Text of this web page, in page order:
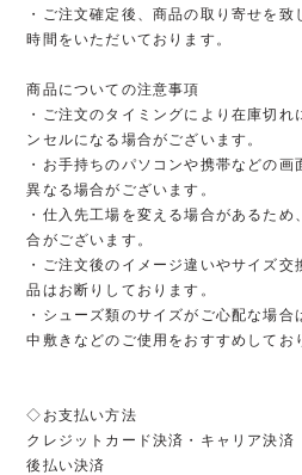
・ご注文確定後、商品の取り寄せを
時間をいただいております。
商品についての注意事項
・ご注文のタイミングにより在庫切
ンセルになる場合がございます。
・お手持ちのパソコンや携帯などの
異なる場合がございます。
・仕入先工場を変える場合があるた
合がございます。
・ご注文後のイメージ違いやサイズ
品はお断りしております。
・シューズ類のサイズがご心配な場
中敷きなどのご使用をおすすめしてお
◇お支払い方法
クレジットカード決済・キャリア決済
後払い決済